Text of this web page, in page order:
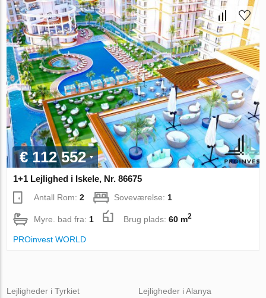
€ 112 552
1+1 Lejlighed i Iskele, Nr. 86675
Antall Rom:2 Soveværelse:1
Myre. bad fra: 1 Brug plads:60 m2
PROinvest WORLD
Lejligheder i Tyrkiet
Lejligheder i Alanya